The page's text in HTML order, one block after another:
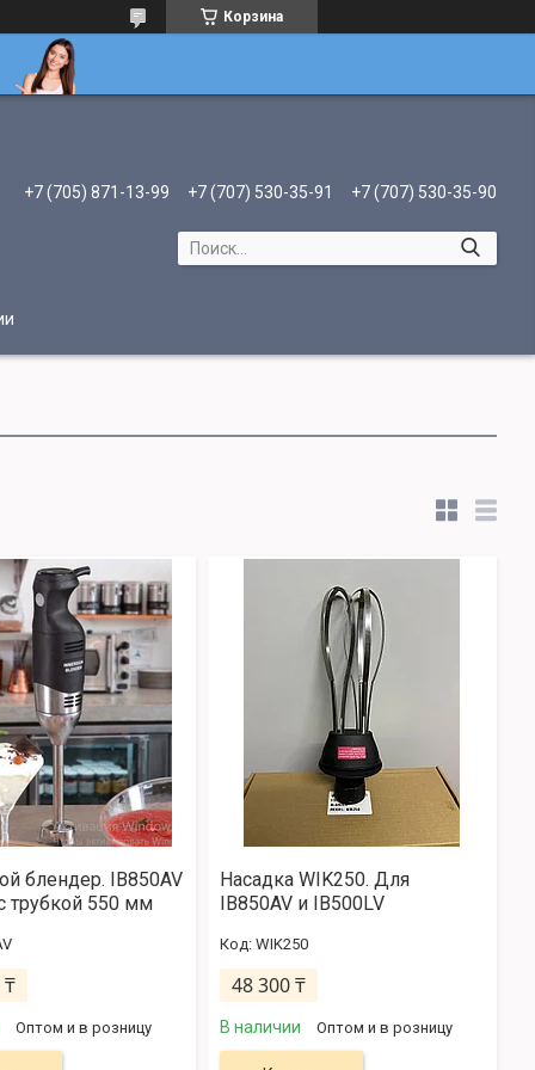
Корзина
+7 (705) 871-13-99 +7 (707) 530-35-91 +7 (707) 530-35-90
блендер. IB850AV
трубкой 550 мм
₸
Оптом и в розницу
Насадка WIK250. Для
IB850AV и IB500LV
WIK250
48 300 ₸
В наличии Оптом и в розницу